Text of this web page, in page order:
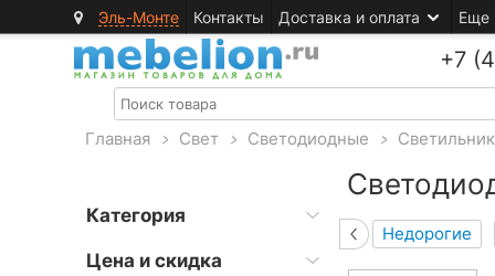
Эль-Монте Контакты Доставка и оплата Еще
+7
Главная > Свет > Светодиодные >
Категория
Цена и скидка
Недорогие